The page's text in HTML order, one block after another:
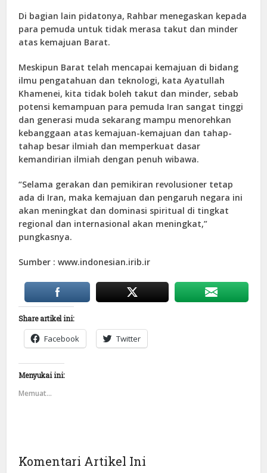
Di bagian lain pidatonya, Rahbar menegaskan kepada
para pemuda untuk tidak merasa takut dan minder
atas kemajuan Barat.
Meskipun Barat telah mencapai kemajuan di bidang
ilmu pengatahuan dan teknologi, kata Ayatullah
Khamenei, kita tidak boleh takut dan minder, sebab
potensi kemampuan para pemuda Iran sangat tinggi
dan generasi muda sekarang mampu menorehkan
kebanggaan atas kemajuan-kemajuan dan tahap-
tahap besar ilmiah dan memperkuat dasar
kemandirian ilmiah dengan penuh wibawa.
“Selama gerakan dan pemikiran revolusioner tetap
ada di Iran, maka kemajuan dan pengaruh negara ini
akan meningkat dan dominasi spiritual di tingkat
regional dan internasional akan meningkat,”
pungkasnya.
Sumber : www.indonesian.irib.ir
Share artikel ini:
Facebook Twitter
Menyukai ini:
Memuat...
Komentari Artikel Ini